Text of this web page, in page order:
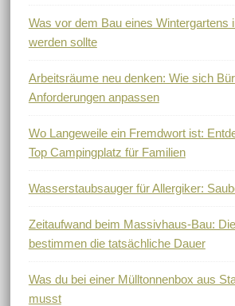
Was vor dem Bau eines Wintergartens
werden sollte
Arbeitsräume neu denken: Wie sich
Anforderungen anpassen
Wo Langeweile ein Fremdwort ist:
Top Campingplatz für Familien
Wasserstaubsauger für Allergiker:
Zeitaufwand beim Massivhaus-Bau:
bestimmen die tatsächliche Dauer
Was du bei einer Mülltonnenbox aus
musst